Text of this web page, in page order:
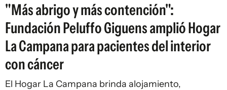
"Más abrigo y más contención":
Fundación Peluffo Giguens amplió Hogar
La Campana para pacientes del interior
con cáncer
El Hogar La Campana brinda alojamiento,